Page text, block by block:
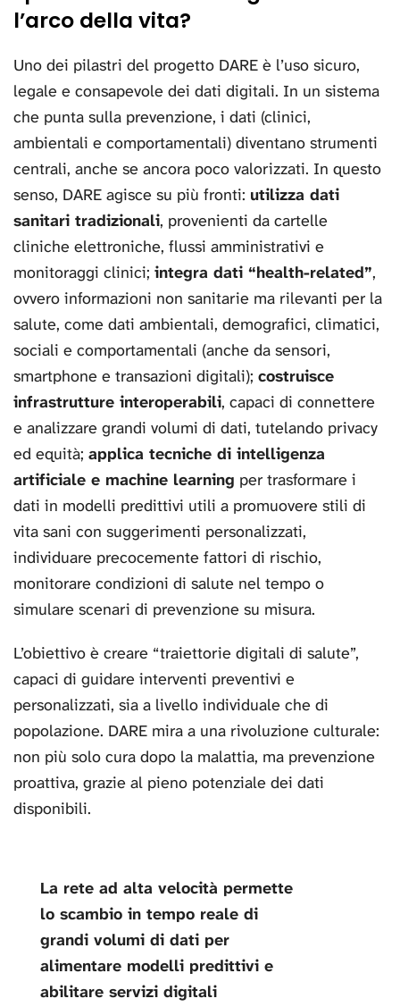
l’arco della vita?
Uno dei pilastri del progetto DARE è l’uso sicuro,
legale e consapevole dei dati digitali. In un sistema
che punta sulla prevenzione, i dati (clinici,
ambientali e comportamentali) diventano strumenti
centrali, anche se ancora poco valorizzati. In questo
senso, DARE agisce su più fronti: utilizza dati
sanitari tradizionali, provenienti da cartelle
cliniche elettroniche, flussi amministrativi e
monitoraggi clinici; integra dati “health-related”,
ovvero informazioni non sanitarie ma rilevanti per la
salute, come dati ambientali, demografici, climatici,
sociali e comportamentali (anche da sensori,
smartphone e transazioni digitali); costruisce
infrastrutture interoperabili, capaci di connettere
e analizzare grandi volumi di dati, tutelando privacy
ed equità; applica tecniche di intelligenza
artificiale e machine learning per trasformare i
dati in modelli predittivi utili a promuovere stili di
vita sani con suggerimenti personalizzati,
individuare precocemente fattori di rischio,
monitorare condizioni di salute nel tempo o
simulare scenari di prevenzione su misura.
L’obiettivo è creare “traiettorie digitali di salute”,
capaci di guidare interventi preventivi e
personalizzati, sia a livello individuale che di
popolazione. DARE mira a una rivoluzione culturale:
non più solo cura dopo la malattia, ma prevenzione
proattiva, grazie al pieno potenziale dei dati
disponibili.
La rete ad alta velocità permette
lo scambio in tempo reale di
grandi volumi di dati per
alimentare modelli predittivi e
abilitare servizi digitali